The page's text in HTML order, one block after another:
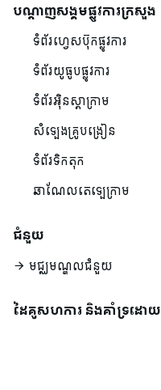
បណ្ដាញសង្គមផ្លូវការក្រសួង
ទំព័រហ្វេសប៊ុកផ្លូវការ
ទំព័រយូធូបផ្លូវការ
ទំព័រអ៊ិនស្តាក្រាម
សំឡេងគ្រូបង្រៀន
ទំព័រទិកតុក
ឆាណែលតេឡេក្រាម
ជំនួយ
មជ្ឈមណ្ឌលជំនួយ
ដៃគូសហការ និងគាំទ្រដោយ